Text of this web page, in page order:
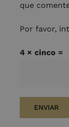
que
Por favor,
4 × cinco =